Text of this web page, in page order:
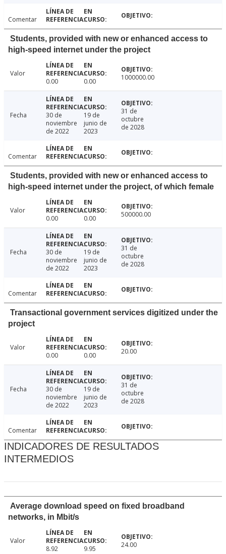
Comentar
Students, provided with new or enhanced access to
high-speed internet under the project
Valor
0.00
0.00 1000000.00
Fecha
30 de
noviembre
de 2022
19 de
junio de
2023
31 de
octubre
de 2028
Comentar
Students, provided with new or enhanced access to
high-speed internet under the project, of which female
Valor
0.00
0.00 500000.00
Fecha
30 de
noviembre
de 2022
19 de
junio de
2023
31 de
octubre
de 2028
Comentar
Transactional government services digitized under the
project
Valor
0.00
0.00 20.00
Fecha
30 de
noviembre
de 2022
19 de
junio de
2023
31 de
octubre
de 2028
Comentar
INDICADORES DE RESULTADOS
INTERMEDIOS
Average download speed on fixed broadband
networks, in Mbit/s
Valor
8.92
9.95 24.00